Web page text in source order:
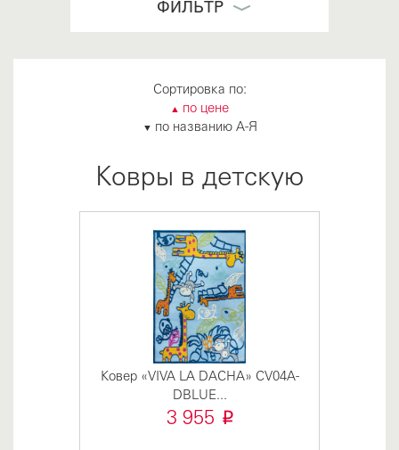
ФИЛЬТР
Сортировка по:
▲ по цене
▼ по названию А-Я
Ковры в детскую
Ковер «VIVA LA DACHA» CV04A-
DBLUE...
3 955 i